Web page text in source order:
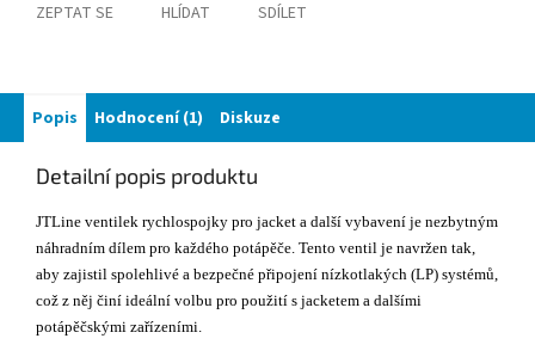
ZEPTAT SE HLÍDAT SDÍLET
Popis Hodnocení (1) Diskuze
Detailní popis produktu
JTLine ventilek rychlospojky pro jacket a další vybavení je nezbytným
náhradním dílem pro každého potápěče. Tento ventil je navržen tak,
aby zajistil spolehlivé a bezpečné připojení nízkotlakých (LP) systémů,
což z něj činí ideální volbu pro použití s jacketem a dalšími
potápěčskými zařízeními.